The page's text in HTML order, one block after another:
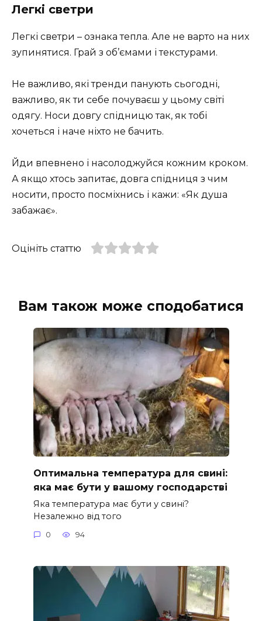
Легкі светри
Легкі светри – ознака тепла. Але не варто на них
зупинятися. Грай з об’ємами і текстурами.
Не важливо, які тренди панують сьогодні,
важливо, як ти себе почуваєш у цьому світі
одягу. Носи довгу спідницю так, як тобі
хочеться і наче ніхто не бачить.
Йди впевнено і насолоджуйся кожним кроком.
А якщо хтось запитає, довга спідниця з чим
носити, просто посміхнись і кажи: «Як душа
забажає».
Оцініть статтю
Вам також може сподобатися
Оптимальна температура для свині:
яка має бути у вашому господарстві
Яка температура має бути у свині?
Незалежно від того
0 94